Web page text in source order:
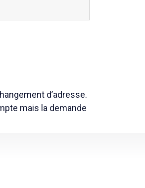
d’adresse.
mais la demande